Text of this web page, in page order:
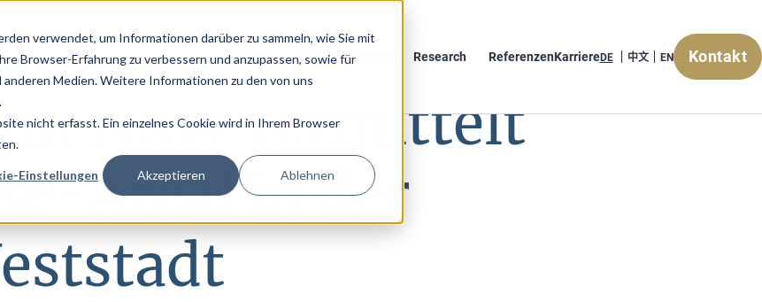
verwendet, um Informationen darüber zu sammeln, wie Sie mit
Browser-Erfahrung zu verbessern und anzupassen, sowie für
Medien. Weitere Informationen zu den von uns
nicht erfasst. Ein einzelnes Cookie wird in Ihrem Browser
Einstellungen Akzeptieren Ablehnen
Über uns Dienstleistungen Research ReferenzenKarriere Kontakt
NRW vermittelt
Areal in der